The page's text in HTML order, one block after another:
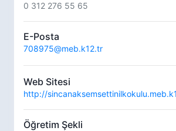
0 312 276 55 65
E-Posta
708975@meb.k12.tr
Web Sitesi
http://
Öğretim Şekli